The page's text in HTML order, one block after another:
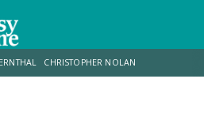
CHRISTOPHER NOLAN